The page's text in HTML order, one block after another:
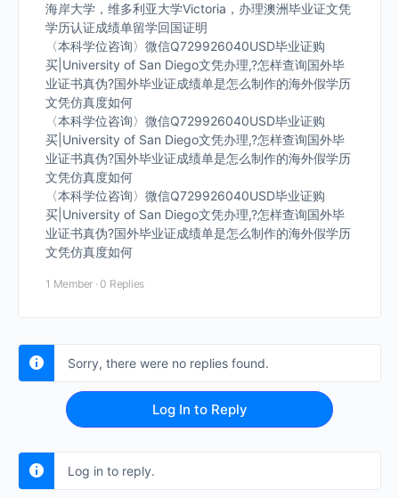
海岸大学，维多利亚大学Victoria，办理澳洲毕业证文凭
学历认证成绩单留学回国证明
〈本科学位咨询〉微信Q729926040USD毕业证购
买|University of San Diego文凭办理,?怎样查询国外毕
业证书真伪?国外毕业证成绩单是怎么制作的海外假学历
文凭仿真度如何
〈本科学位咨询〉微信Q729926040USD毕业证购
买|University of San Diego文凭办理,?怎样查询国外毕
业证书真伪?国外毕业证成绩单是怎么制作的海外假学历
文凭仿真度如何
〈本科学位咨询〉微信Q729926040USD毕业证购
买|University of San Diego文凭办理,?怎样查询国外毕
业证书真伪?国外毕业证成绩单是怎么制作的海外假学历
文凭仿真度如何
1 Member · 0 Replies
Sorry, there were no replies found.
Log In to Reply
Log in to reply.